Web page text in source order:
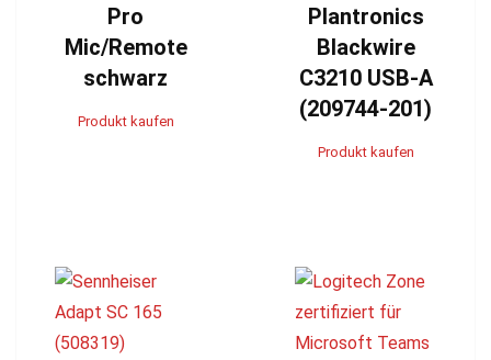
Pro
Mic/Remote
schwarz
Produkt kaufen
Plantronics
Blackwire
C3210 USB-A
(209744-201)
Produkt kaufen